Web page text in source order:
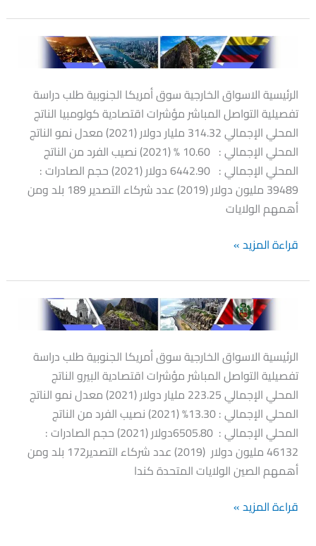
الرئيسية الاسواق الخارجية سوق أمريكا الجنوبية طلب دراسة
تفصيلية التواصل المباشر مؤشرات اقتصادية كولومبيا الناتج
المحلي الإجمالي 314.32 مليار دولار (2021) معدل نمو الناتج
المحلي الإجمالي : 10.60 % (2021) نصيب الفرد من الناتج
المحلي الإجمالي : 6442.90 دولار (2021) حجم الصادرات :
39489 مليون دولار (2019) عدد شركاء التصدير 189 بلد ومن
أهمهم الولايات
كولومبيا
قراءة المزيد »
الرئيسية الاسواق الخارجية سوق أمريكا الجنوبية طلب دراسة
تفصيلية التواصل المباشر مؤشرات اقتصادية البيرو الناتج
المحلي الإجمالي 223.25 مليار دولار (2021) معدل نمو الناتج
المحلي الإجمالي : 13.30% (2021) نصيب الفرد من الناتج
المحلي الإجمالي : 6505.80دولار (2021) حجم الصادرات :
46132 مليون دولار (2019) عدد شركاء التصدير172 بلد ومن
أهمهم الصين الولايات المتحدة كندا
قراءة المزيد »